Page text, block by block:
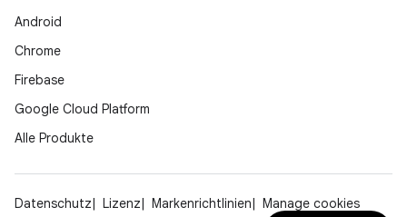
Android
Chrome
Firebase
Google Cloud Platform
Alle Produkte
Datenschutz Lizenz Markenrichtlinien Manage cookies